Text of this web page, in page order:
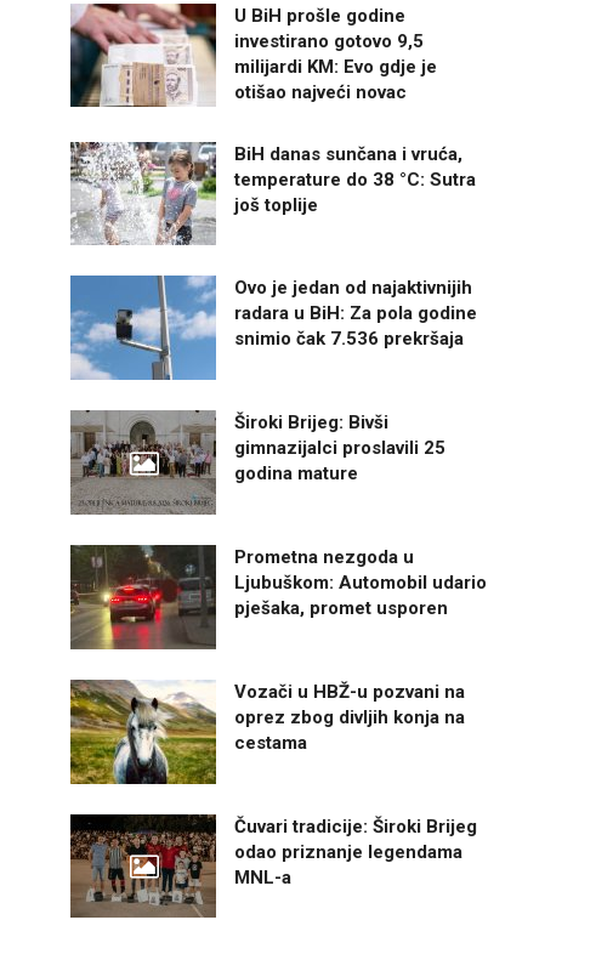
U BiH prošle godine
investirano gotovo 9,5
milijardi KM: Evo gdje je
otišao najveći novac
BiH danas sunčana i vruća,
temperature do 38 °C: Sutra
još toplije
Ovo je jedan od najaktivnijih
radara u BiH: Za pola godine
snimio čak 7.536 prekršaja
Široki Brijeg: Bivši
gimnazijalci proslavili 25
godina mature
Prometna nezgoda u
Ljubuškom: Automobil udario
pješaka, promet usporen
Vozači u HBŽ-u pozvani na
oprez zbog divljih konja na
cestama
Čuvari tradicije: Široki Brijeg
odao priznanje legendama
MNL-a